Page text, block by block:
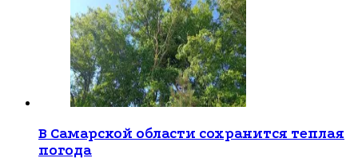
В Самарской области сохранится теплая
погода